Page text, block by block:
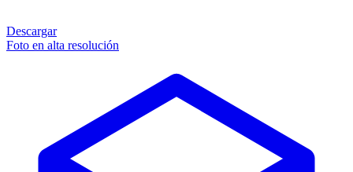
Descargar
Foto en alta resolución